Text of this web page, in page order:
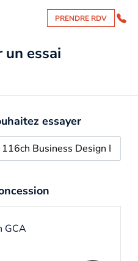
PRENDRE RDV
un essai
essayer
GCA